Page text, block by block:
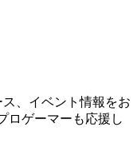
、イベント情報をお
ロゲーマーも応援し